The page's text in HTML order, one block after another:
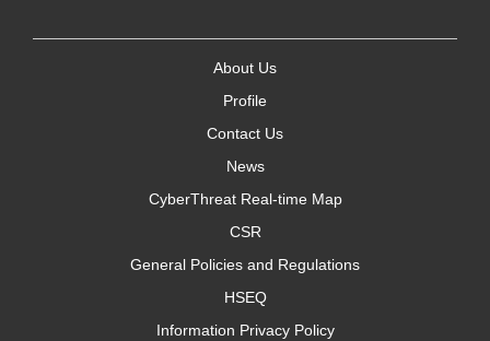
About Us
Profile
Contact Us
News
CyberThreat Real-time Map
CSR
General Policies and Regulations
HSEQ
Information Privacy Policy